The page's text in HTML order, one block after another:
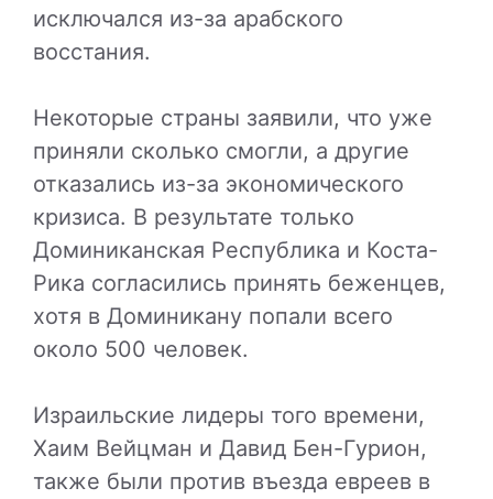
исключался из-за арабского
восстания.
Некоторые страны заявили, что уже
приняли сколько смогли, а другие
отказались из-за экономического
кризиса. В результате только
Доминиканская Республика и Коста-
Рика согласились принять беженцев,
хотя в Доминикану попали всего
около 500 человек.
Израильские лидеры того времени,
Хаим Вейцман и Давид Бен-Гурион,
также были против въезда евреев в